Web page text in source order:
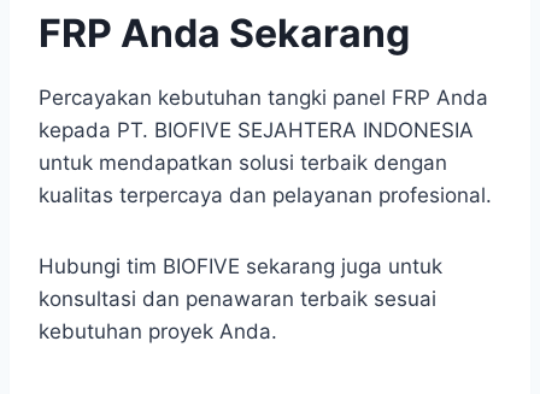
FRP Anda Sekarang
Percayakan kebutuhan tangki panel FRP Anda
kepada PT. BIOFIVE SEJAHTERA INDONESIA
untuk mendapatkan solusi terbaik dengan
kualitas terpercaya dan pelayanan profesional.
Hubungi tim BIOFIVE sekarang juga untuk
konsultasi dan penawaran terbaik sesuai
kebutuhan proyek Anda.